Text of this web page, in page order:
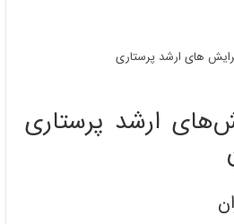
های ارشد پرستاری
ارشد پرستاری